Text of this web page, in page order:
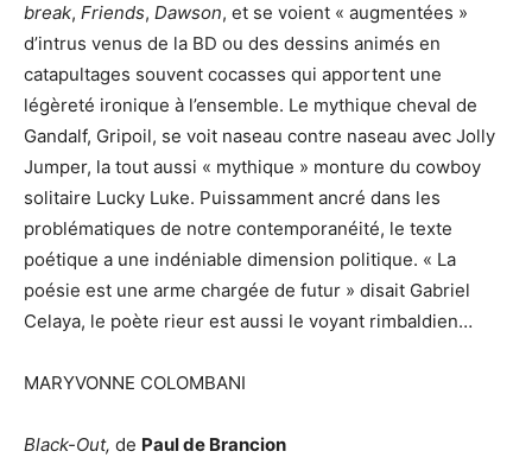
break, Friends, Dawson, et se voient « augmentées »
d’intrus venus de la BD ou des dessins animés en
catapultages souvent cocasses qui apportent une
légèreté ironique à l’ensemble. Le mythique cheval de
Gandalf, Gripoil, se voit naseau contre naseau avec Jolly
Jumper, la tout aussi « mythique » monture du cowboy
solitaire Lucky Luke. Puissamment ancré dans les
problématiques de notre contemporanéité, le texte
poétique a une indéniable dimension politique. « La
poésie est une arme chargée de futur » disait Gabriel
Celaya, le poète rieur est aussi le voyant rimbaldien…
MARYVONNE COLOMBANI
Black-Out, de Paul de Brancion